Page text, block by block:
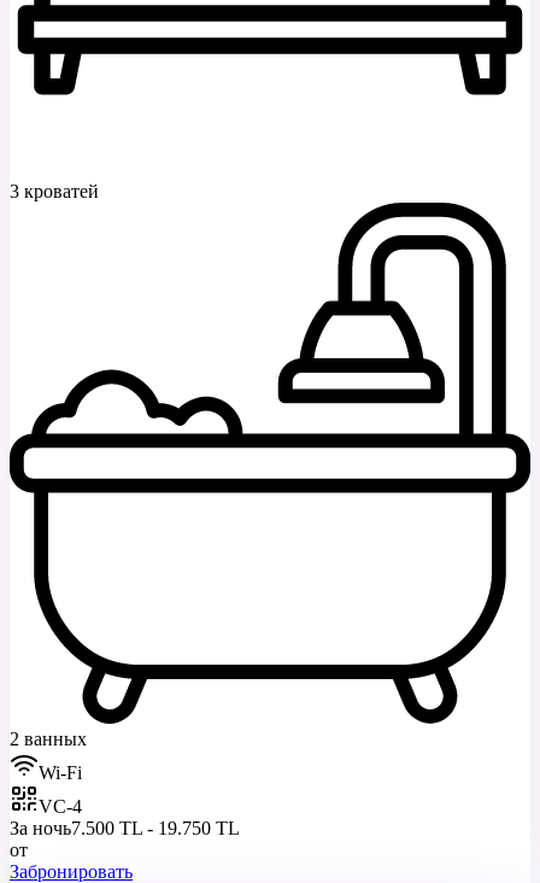
3 кроватей
2 ванных
Wi-Fi
VC-4
За ночь7.500 TL - 19.750 TL
от
Забронировать